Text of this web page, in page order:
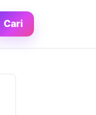
Cari